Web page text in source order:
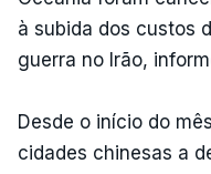
à subida dos custos
guerra no Irão,
Desde o início do
cidades chinesas a